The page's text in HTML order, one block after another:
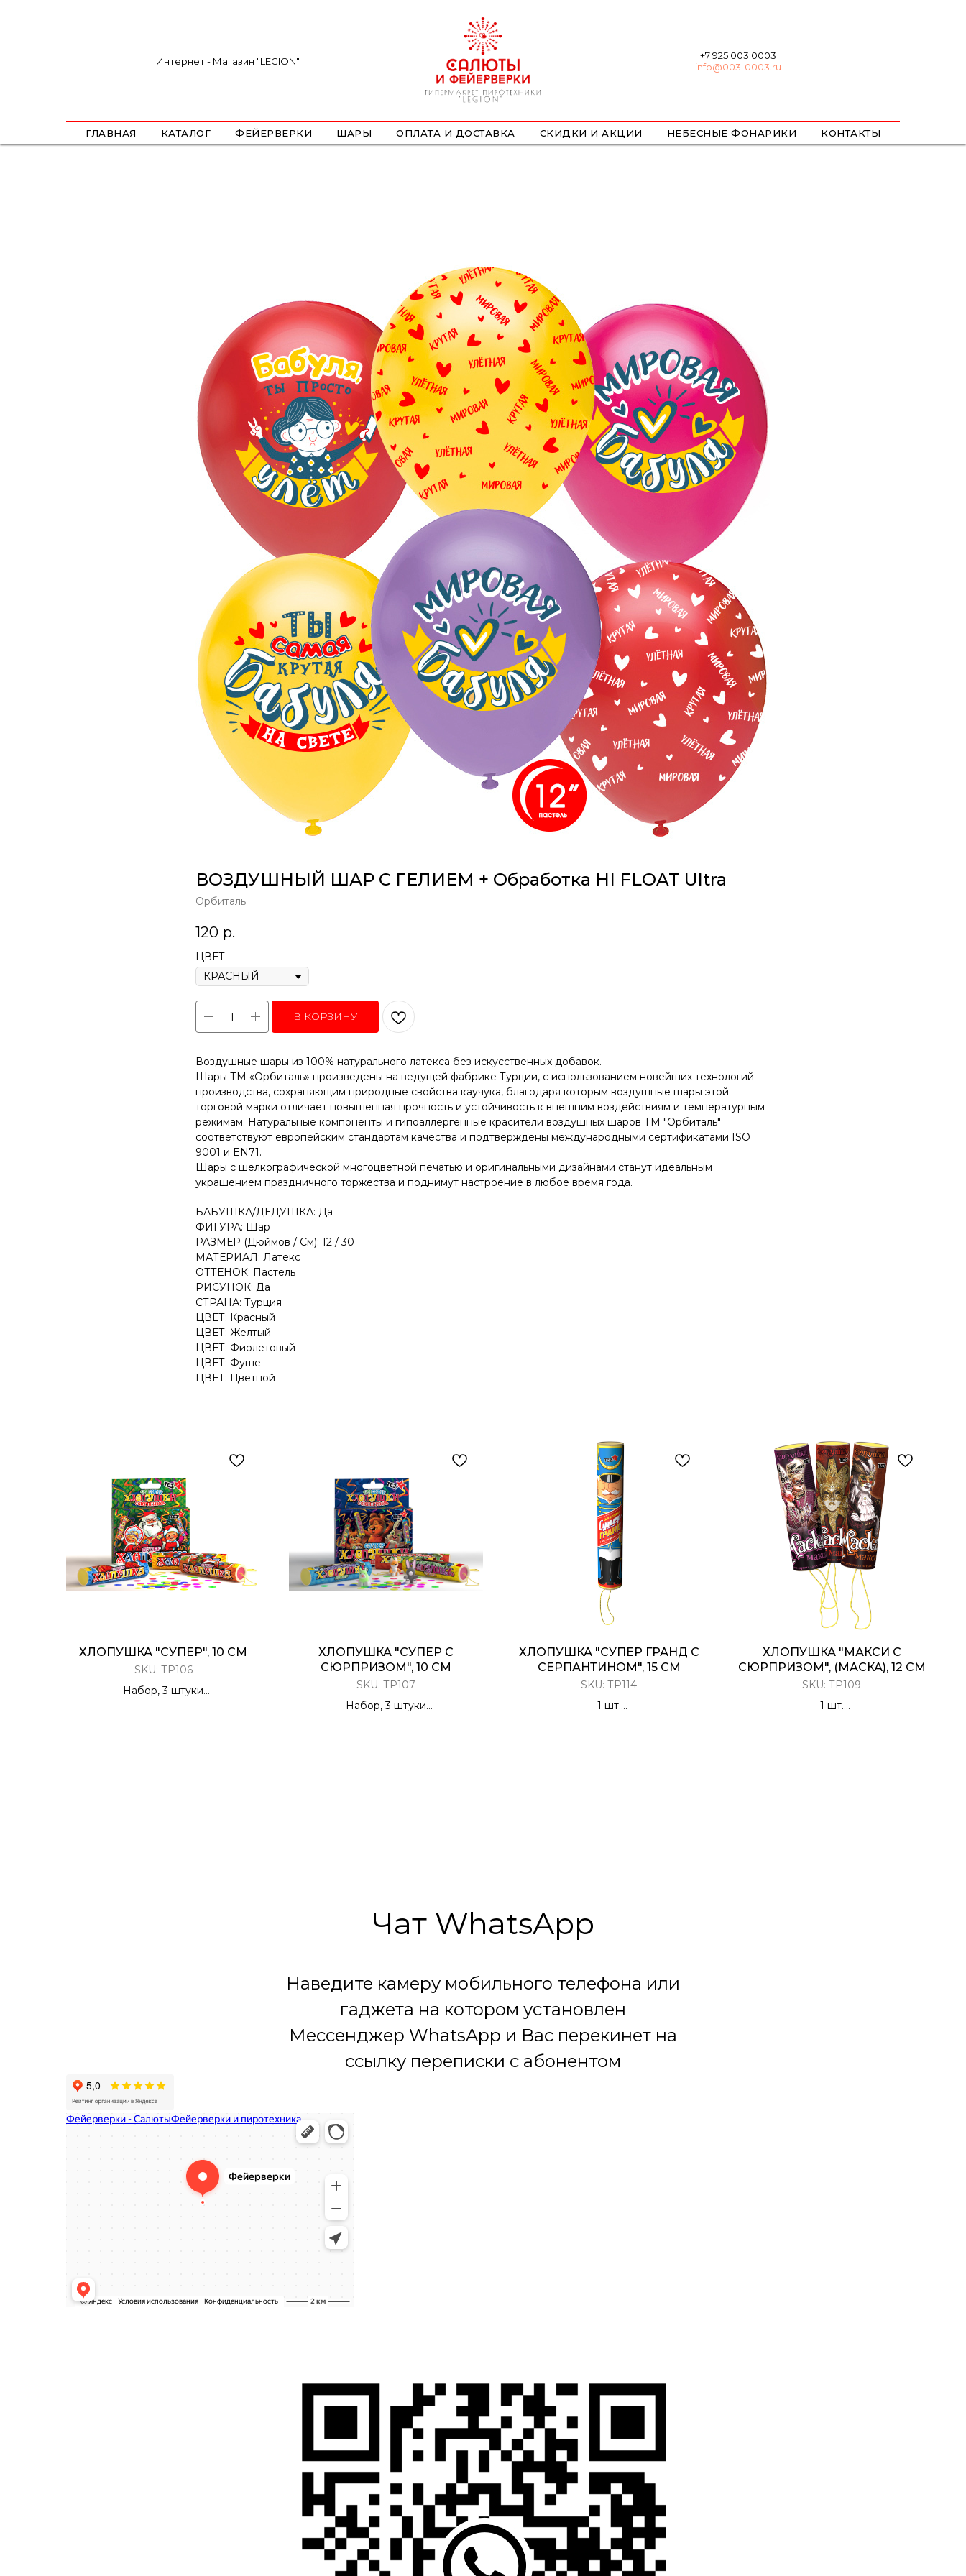
Интернет - Магазин "LEGION"
+7 925 003 0003
info@003-0003.ru
ГЛАВНАЯ КАТАЛОГ ФЕЙЕРВЕРКИ ШАРЫ ОПЛАТА И ДОСТАВКА СКИДКИ И АКЦИИ НЕБЕСНЫЕ ФОНАРИКИ КОНТАКТЫ
ВОЗДУШНЫЙ ШАР С ГЕЛИЕМ + Обработка HI FLOAT Ultra
Орбиталь
120 р.
ЦВЕТ
В КОРЗИНУ
Воздушные шары из 100% натурального латекса без искусственных добавок.
Шары ТМ «Орбиталь» произведены на ведущей фабрике Турции, с использованием новейших технологий
производства, сохраняющим природные свойства каучука, благодаря которым воздушные шары этой
торговой марки отличает повышенная прочность и устойчивость к внешним воздействиям и температурным
режимам. Натуральные компоненты и гипоаллергенные красители воздушных шаров ТМ "Орбиталь"
соответствуют европейским стандартам качества и подтверждены международными сертификатами ISO
9001 и EN71.
Шары с шелкографической многоцветной печатью и оригинальными дизайнами станут идеальным
украшением праздничного торжества и поднимут настроение в любое время года.
БАБУШКА/ДЕДУШКА: Да
ФИГУРА: Шар
РАЗМЕР (Дюймов / См): 12 / 30
МАТЕРИАЛ: Латекс
ОТТЕНОК: Пастель
РИСУНОК: Да
СТРАНА: Турция
ЦВЕТ: Красный
ЦВЕТ: Желтый
ЦВЕТ: Фиолетовый
ЦВЕТ: Фуше
ЦВЕТ: Цветной
ХЛОПУШКА "СУПЕР", 10 СМ
SKU: ТР106
Набор, 3 штуки
ХЛОПУШКА "СУПЕР С
СЮРПРИЗОМ", 10 СМ
SKU: ТР107
Набор, 3 штуки
ХЛОПУШКА "СУПЕР ГРАНД С
СЕРПАНТИНОМ", 15 СМ
SKU: ТР114
1 шт.
ХЛОПУШКА "МАКСИ С
СЮРПРИЗОМ", (МАСКА), 12 СМ
SKU: ТР109
1 шт.
Чат WhatsApp
Наведите камеру мобильного телефона или
гаджета на котором установлен
Мессенджер WhatsApp и Вас перекинет на
ссылку переписки с абонентом